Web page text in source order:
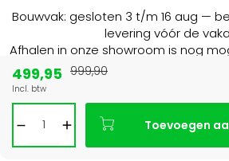
Bouwvak: gesloten 3 t/m 16 aug —
levering vóór de
Afhalen in onze showroom is nog
499,95
Incl. btw
999,90
Toevoegen